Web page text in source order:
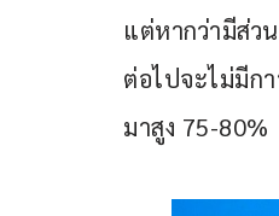
แต่หากว่ามีส่ว
ต่อไปจะไม่มีก
มาสูง 75-80%